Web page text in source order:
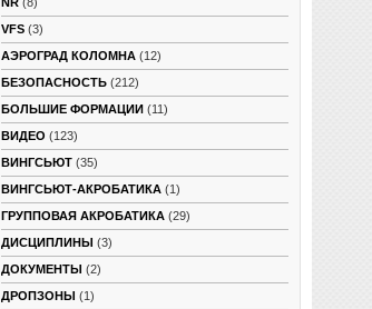
VFS (3)
АЭРОГРАД КОЛОМНА (12)
БЕЗОПАСНОСТЬ (212)
БОЛЬШИЕ ФОРМАЦИИ (11)
ВИДЕО (123)
ВИНГСЬЮТ (35)
ВИНГСЬЮТ-АКРОБАТИКА (1)
ГРУППОВАЯ АКРОБАТИКА (29)
ДИСЦИПЛИНЫ (3)
ДОКУМЕНТЫ (2)
ДРОПЗОНЫ (1)